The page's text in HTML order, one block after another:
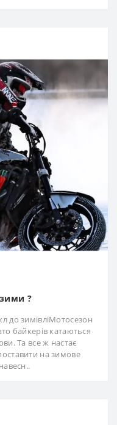
?
до зимівліМотосезон
байкерів катаються
Та все ж настає
на зимове